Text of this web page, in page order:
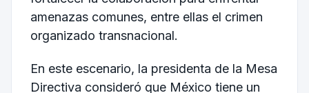
amenazas comunes, entre ellas el crimen
organizado transnacional.
En este escenario, la presidenta de la Mesa
Directiva consideró que México tiene un